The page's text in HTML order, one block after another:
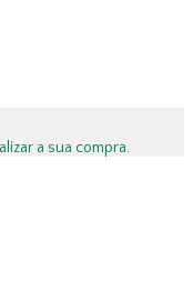
a sua compra.